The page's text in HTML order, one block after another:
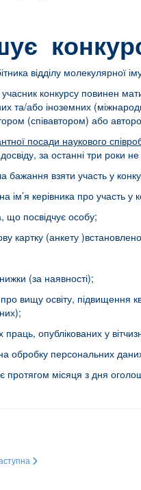
відділу молекулярної
учасник конкурсу повинен
та/або іноземних
(співавтором) або
посади наукового
за останні три роки
бажання взяти участь у
ім’я керівника про участь у
що посвідчує особу;
картку (анкету
(за наявності);
про вищу освіту, підвищення
праць, опублікованих у
обробку персональних
протягом місяця з дня
на заміщення посади
стаття: КОНКУРС